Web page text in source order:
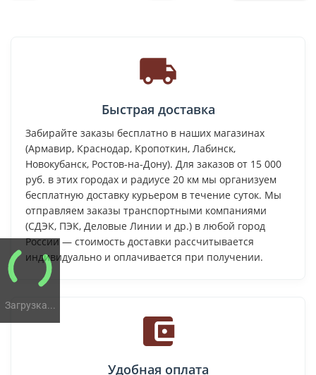
Загрузка...
Быстрая доставка
Забирайте заказы бесплатно в наших магазинах
(Армавир, Краснодар, Кропоткин, Лабинск,
Новокубанск, Ростов-на-Дону). Для заказов от 15 000
руб. в этих городах и радиусе 20 км мы организуем
бесплатную доставку курьером в течение суток. Мы
отправляем заказы транспортными компаниями
(СДЭК, ПЭК, Деловые Линии и др.) в любой город
России — стоимость доставки рассчитывается
индивидуально и оплачивается при получении.
Удобная оплата